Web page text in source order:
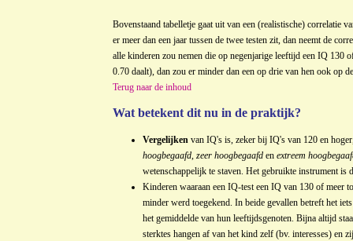
Bovenstaand tabelletje gaat uit van een (realistische) correlatie
er meer dan een jaar tussen de twee testen zit, dan neemt de
alle kinderen zou nemen die op negenjarige leeftijd een IQ 130
0.70 daalt), dan zou er minder dan een op drie van hen ook op
Terug naar de inhoud
Wat betekent dit nu in de praktijk?
Vergelijkenvan IQ's is, zeker bij IQ's van 120 en
hoogbegaafd, zeer hoogbegaafden extreem
wetenschappelijk te staven. Het gebruikte instrument is
Kinderen waaraan een IQ-test een IQ van 130 of meer
minder werd toegekend. In beide gevallen betreft het
het gemiddelde van hun leeftijdsgenoten. Bijna altijd
sterktes hangen af van het kind zelf (bv. interesses) en